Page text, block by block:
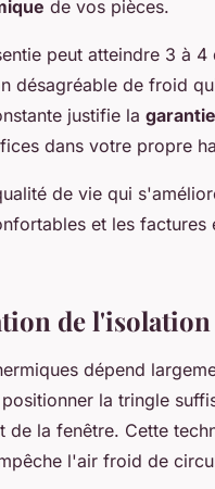
de vos pièces.
peut atteindre 3 à
désagréable de froid
justifie la
dans votre propre
de vie qui
et les
de
dépend
la tringle
la fenêtre. Cette
l'air froid de